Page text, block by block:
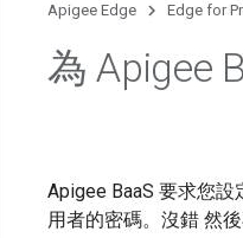
Apigee Edge Edge for
為 Apigee
Apigee BaaS 要求您
用者的密碼。沒錯 然後